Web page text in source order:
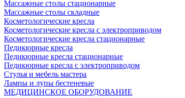
Массажные столы стационарные
Массажные столы складные
Косметологические кресла
Косметологические кресла с электроприводом
Косметологические кресла стационарные
Педикюрные кресла
Педикюрные кресла стационарные
Педикюрные кресла с электроприводом
Стулья и мебель мастера
Лампы и лупы бестеневые
МЕДИЦИНСКОЕ ОБОРУДОВАНИЕ